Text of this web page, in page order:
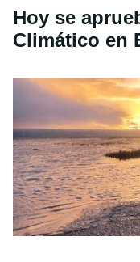
Hoy se
Climático en